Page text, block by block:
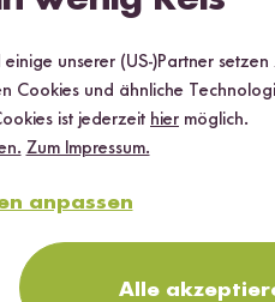
unserer (US-)Partner
Cookies und ähnliche
ist jederzeit hier möglich.
Zum Impressum.
anpassen
Alle